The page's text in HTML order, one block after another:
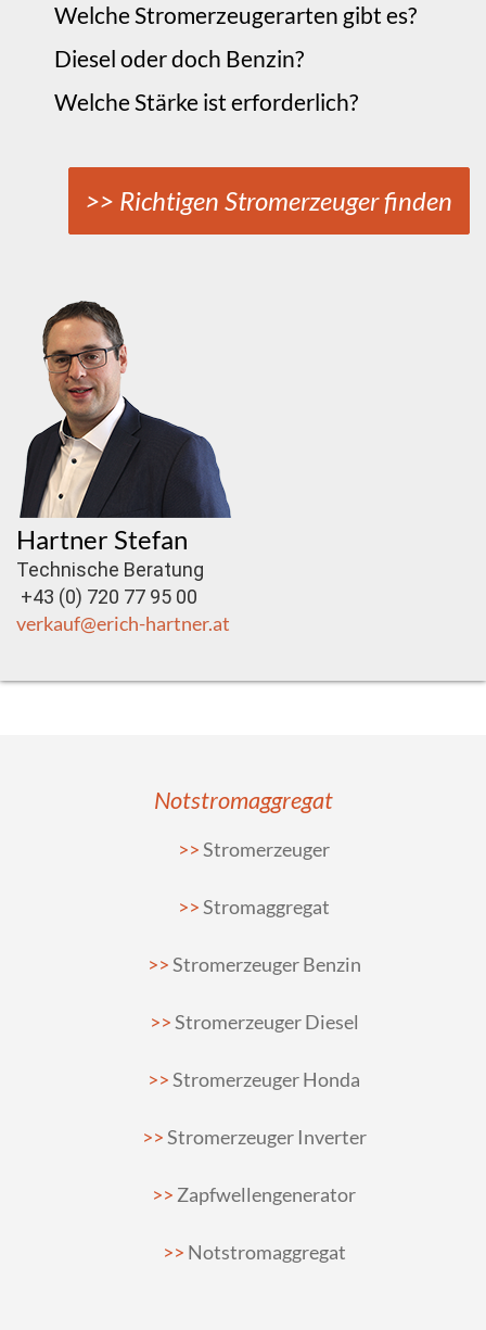
Welche Stromerzeugerarten gibt es?
Diesel oder doch Benzin?
Welche Stärke ist erforderlich?
>> Richtigen Stromerzeuger finden
Hartner Stefan
Technische Beratung
+43 (0) 720 77 95 00
verkauf@erich-hartner.at
Notstromaggregat
Stromerzeuger
Stromaggregat
Stromerzeuger Benzin
Stromerzeuger Diesel
Stromerzeuger Honda
Stromerzeuger Inverter
Zapfwellengenerator
Notstromaggregat